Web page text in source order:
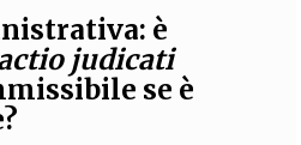
è
judicati
se è